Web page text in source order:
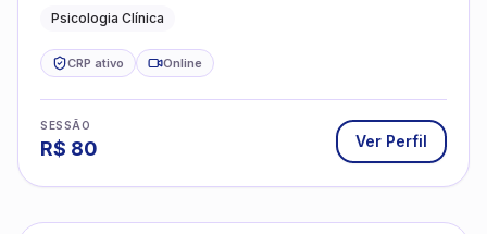
Psicologia Clínica
CRP ativo Online
SESSÃO
R$ 80 Ver Perfil